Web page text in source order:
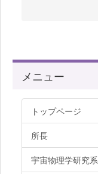
メニュー
トップページ
所長
宇宙物理学研究系